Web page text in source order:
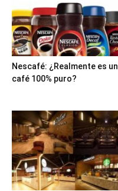
Nescafé: ¿Realmente es un
café 100% puro?